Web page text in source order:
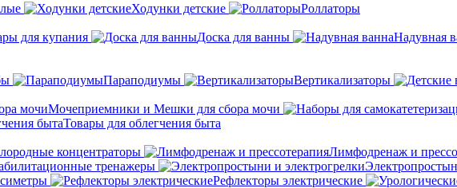
Ходунки детские
Роллаторы
для купания
Доска для ванны Надувная
Параподиумы Вертикализаторы
Мочеприемники и Мешки для сбора мочи
Товары для облегчения быта
концентраторы
Лимфодренаж и
тренажеры
Рефлекторы электрические